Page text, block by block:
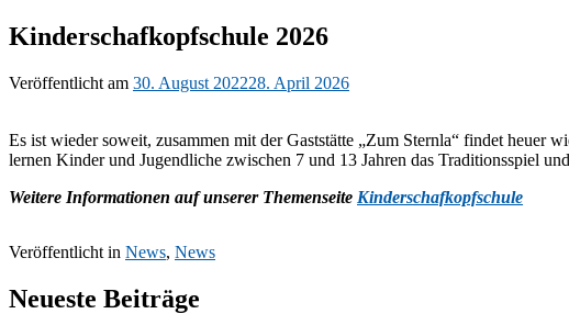
Kinderschafkopfschule 2026
Veröffentlicht am 30. August 202228. April 2026
Es ist wieder soweit, zusammen mit der Gaststätte „Zum Sternla“ findet heuer
lernen Kinder und Jugendliche zwischen 7 und 13 Jahren das Traditionsspiel
Weitere Informationen auf unserer Themenseite Kinderschafkopfschule
Veröffentlicht in News, News
Neueste Beiträge